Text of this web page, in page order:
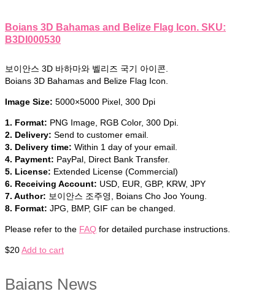
Boians 3D Bahamas and Belize Flag Icon. SKU:
B3DI000530
보이안스 3D 바하마와 벨리즈 국기 아이콘.
Boians 3D Bahamas and Belize Flag Icon.
Image Size: 5000×5000 Pixel, 300 Dpi
1. Format: PNG Image, RGB Color, 300 Dpi.
2. Delivery: Send to customer email.
3. Delivery time: Within 1 day of your email.
4. Payment: PayPal, Direct Bank Transfer.
5. License: Extended License (Commercial)
6. Receiving Account: USD, EUR, GBP, KRW, JPY
7. Author: 보이안스 조주영, Boians Cho Joo Young.
8. Format: JPG, BMP, GIF can be changed.
Please refer to the FAQ for detailed purchase instructions.
$20Add to cart
Baians News